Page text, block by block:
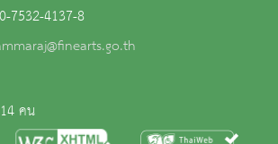
7532-4137-8
คน